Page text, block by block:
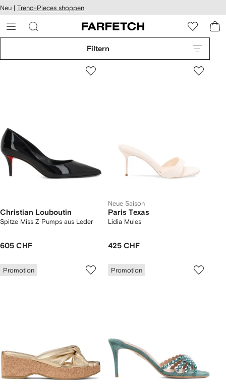
zum
Neu | Trend-Pieces shoppen
Filtern
Christian Louboutin
Spitze Miss Z Pumps aus Leder
605 CHF
Neue Saison
Paris Texas
Lidia Mules
425 CHF
Promotion Promotion